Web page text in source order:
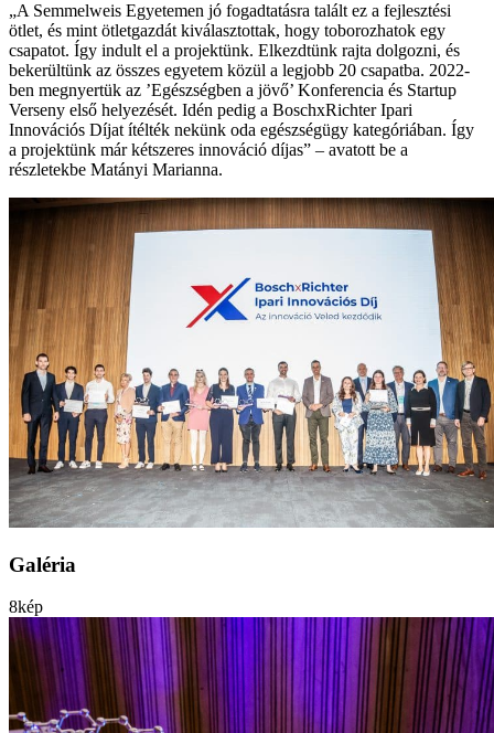
„A Semmelweis Egyetemen jó fogadtatásra talált ez a fejlesztési
ötlet, és mint ötletgazdát kiválasztottak, hogy toborozhatok egy
csapatot. Így indult el a projektünk. Elkezdtünk rajta dolgozni, és
bekerültünk az összes egyetem közül a legjobb 20 csapatba. 2022-
ben megnyertük az ’Egészségben a jövő’ Konferencia és Startup
Verseny első helyezését. Idén pedig a BoschxRichter Ipari
Innovációs Díjat ítélték nekünk oda egészségügy kategóriában. Így
a projektünk már kétszeres innováció díjas” – avatott be a
részletekbe Matányi Marianna.
Galéria
8kép